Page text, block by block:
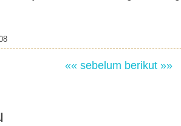
«« sebelum berikut »»